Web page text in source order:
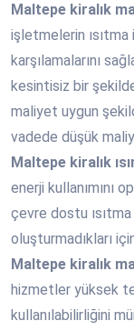
Maltepe kiralık
işletmelerin
karşılamalarını
kesintisiz bir
maliyet uygun
vadede düşük
Maltepe kiralık
enerji kullanımını
çevre dostu ısıtma
oluşturmadıkları
Maltepe kiralık
hizmetler yüksek
kullanılabilirliğini